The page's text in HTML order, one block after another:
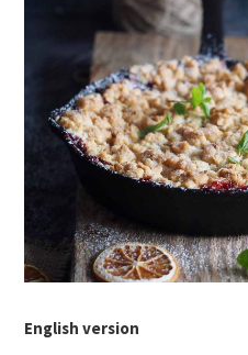
English version